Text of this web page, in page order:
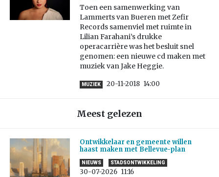
Toen een samenwerking van
Lammerts van Bueren met Zefir
Records samenviel met ruimte in
Lilian Farahani’s drukke
operacarrière was het besluit snel
genomen: een nieuwe cd maken met
muziek van Jake Heggie.
MUZIEK 20-11-2018 14:00
Meest gelezen
Ontwikkelaar en gemeente willen
haast maken met Bellevue-plan
NIEUWS STADSONTWIKKELING
30-07-2026 11:16